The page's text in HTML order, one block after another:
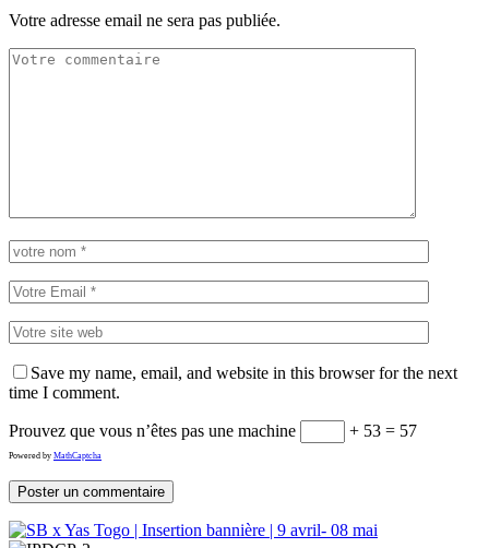
Votre adresse email ne sera pas publiée.
Save my name, email, and website in this browser for the next
time I comment.
Prouvez que vous n’êtes pas une machine + 53 = 57
Powered by MathCaptcha